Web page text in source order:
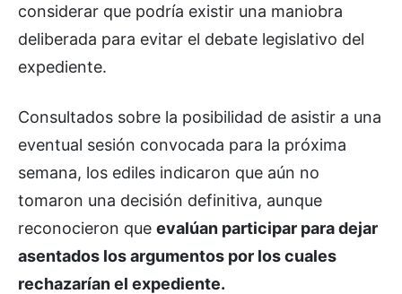
considerar que podría existir una maniobra
deliberada para evitar el debate legislativo del
expediente.
Consultados sobre la posibilidad de asistir a una
eventual sesión convocada para la próxima
semana, los ediles indicaron que aún no
tomaron una decisión definitiva, aunque
reconocieron que evalúan participar para dejar
asentados los argumentos por los cuales
rechazarían el expediente.